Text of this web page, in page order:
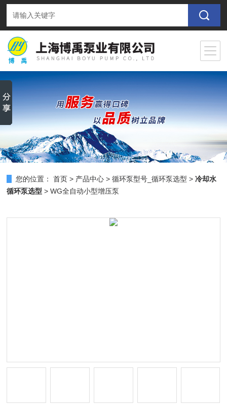
您的位置： 首页 > 产品中心 >循环泵型号_循环泵选型 >冷却水
循环泵选型 > WG全自动小型增压泵